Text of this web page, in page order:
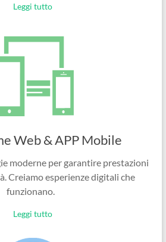
Leggi tutto
Web & APP Mobile
moderne per garantire prestazioni
Creiamo esperienze digitali che
funzionano.
Leggi tutto